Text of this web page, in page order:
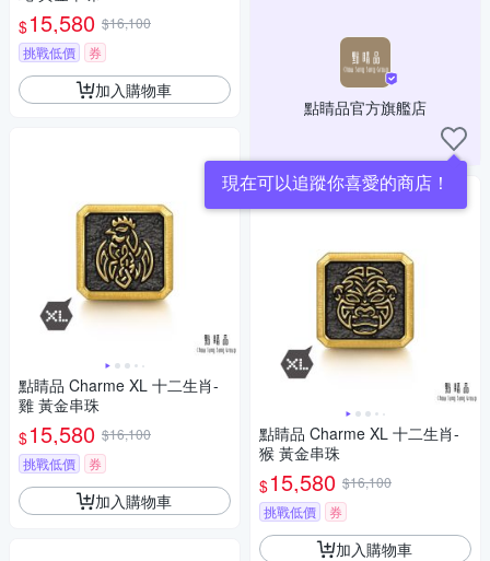
$15,580 $16,100
挑戰低價
券
加入購物車
點睛品 Charme XL 十二生肖-
雞 黃金串珠
$15,580 $16,100
挑戰低價
券
加入購物車
點睛品官方旗艦店
現在可以追蹤你喜愛的商店！
點睛品 Charme XL 十二生肖-
猴 黃金串珠
$15,580 $16,100
挑戰低價
券
加入購物車